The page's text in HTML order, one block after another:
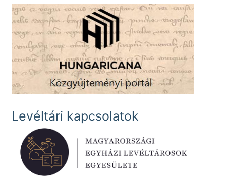
Levéltári kapcsolatok